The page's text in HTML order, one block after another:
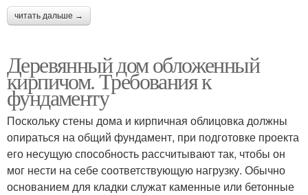
читать дальше →
Деревянный дом обложенный
кирпичом. Требования к
фундаменту
Поскольку стены дома и кирпичная облицовка должны
опираться на общий фундамент, при подготовке проекта
его несущую способность рассчитывают так, чтобы он
мог нести на себе соответствующую нагрузку. Обычно
основанием для кладки служат каменные или бетонные